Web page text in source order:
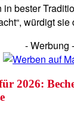
bester
würdigt sie
- Werbung -
2026: